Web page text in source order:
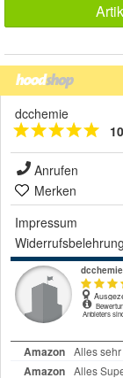
dcchemie
Anrufen
Merken
Impressum
Widerrufsbelehrung